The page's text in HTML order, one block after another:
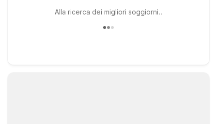
Alla ricerca dei migliori soggiorni..